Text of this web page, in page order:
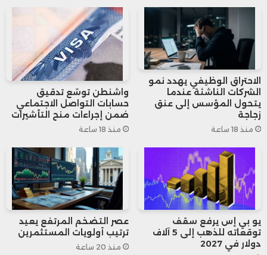
والذي أعاد فتح باب الصفقات الزراعية بين
البلدين.
ويأمل السوق أن تكون هذه الشحنات بدايةً
لتدفّق أكبر، خاصة بعد تعهّد البيت الأبيض بأن
تشتري الصين 12 مليون طن متري من الصويا
قبل نهاية العام—وهو تعهد لم تؤكده بكين
رسميًا حتى الآن.
الشحنات الجديدة خففت قلق التجار الأميركيين
بشأن احتمال إلغاء صفقات أعلنت عنها
الاحتراق الوظيفي يهدد نمو
الشركات الناشئة عندما
يتحول المؤسس إلى عنق
زجاجة
منذ 18 ساعة
واشنطن توسّع تدقيق
حسابات التواصل الاجتماعي
ضمن إجراءات منح التأشيرات
منذ 18 ساعة
يو بي إس يرفع سقف
توقعاته للذهب إلى 5 آلاف
دولار في 2027
عصر التضخم المرتفع يعيد
ترتيب أولويات المستثمرين
منذ 20 ساعة